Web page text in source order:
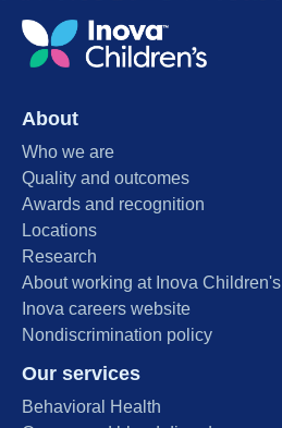
About
Who we are
Quality and outcomes
Awards and recognition
Locations
Research
About working at Inova Children's
Inova careers website
Nondiscrimination policy
Our services
Behavioral Health